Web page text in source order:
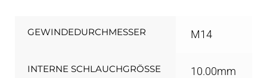
GEWINDEDURCHMESSER M14
INTERNE SCHLAUCHGRÖSSE 10.00mm